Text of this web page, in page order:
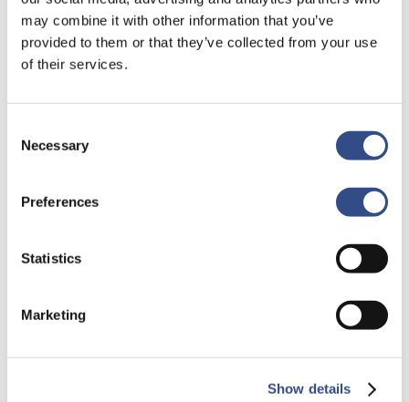
may combine it with other information that you’ve
provided to them or that they’ve collected from your use
of their services.
Selection
Necessary
Preferences
Statistics
Marketing
Show details
Opdeze paginavind je meer informatie over de remote
tower operatie. Heb je een aanvullende vraag, of wil je
7 juli, mail dan naarcentralised-base@lvnl.nl.
toegang krijgt tot de online bijeenkomst.